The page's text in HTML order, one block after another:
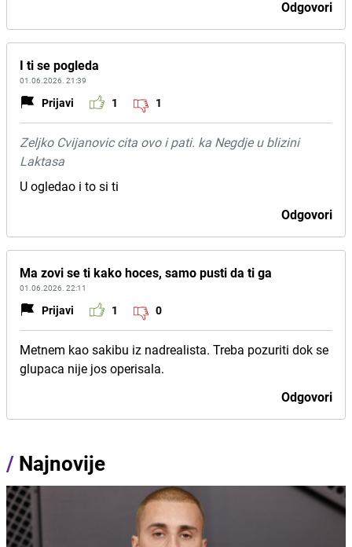
Odgovori
I ti se pogleda
01.06.2026. 21:39
Prijavi 1 1
Zeljko Cvijanovic cita ovo i pati. ka Negdje u blizini
Laktasa
U ogledao i to si ti
Odgovori
Ma zovi se ti kako hoces, samo pusti da ti ga
01.06.2026. 22:11
Prijavi 1 0
Metnem kao sakibu iz nadrealista. Treba pozuriti dok se
glupaca nije jos operisala.
Odgovori
/ Najnovije